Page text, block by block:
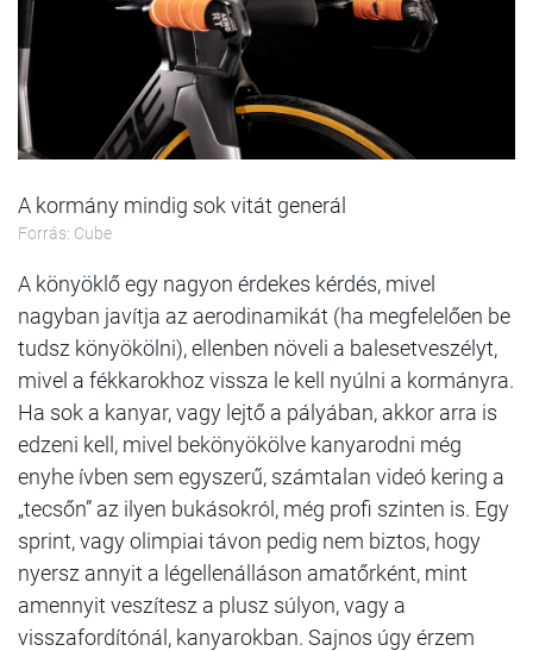
A kormány mindig sok vitát generál
Forrás: Cube
A könyöklő egy nagyon érdekes kérdés, mivel
nagyban javítja az aerodinamikát (ha megfelelően be
tudsz könyökölni), ellenben növeli a balesetveszélyt,
mivel a fékkarokhoz vissza le kell nyúlni a kormányra.
Ha sok a kanyar, vagy lejtő a pályában, akkor arra is
edzeni kell, mivel bekönyökölve kanyarodni még
enyhe ívben sem egyszerű, számtalan videó kering a
„tecsőn” az ilyen bukásokról, még profi szinten is. Egy
sprint, vagy olimpiai távon pedig nem biztos, hogy
nyersz annyit a légellenálláson amatőrként, mint
amennyit veszítesz a plusz súlyon, vagy a
visszafordítónál, kanyarokban. Sajnos úgy érzem